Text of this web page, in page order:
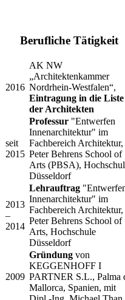
Berufliche Tätigkeit​ ​
​2016
​AK NW
„Architektenkammer
Nordrhein-Westfalen“,
Eintragung in die Liste
der Architekten
​seit
2015
​Professur "Entwerfen
Innenarchitektur" im
Fachbereich Architektur,
Peter Behrens School of
Arts (PBSA),
Düsseldorf
​2013
–
2014
​Lehrauftrag
Innenarchitektur" im
Fachbereich Architektur,
Peter Behrens School of
Arts, Hochschule
Düsseldorf
​2009
Gründung von
KEGGENHOFF I
PARTNER S.L., Palma
Mallorca, Spanien, mit